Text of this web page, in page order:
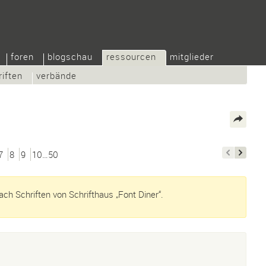
foren blogschau
ressourcen
verbände
mitglieder
8 9 10…50
Schriften von Schrifthaus „Font Diner“.